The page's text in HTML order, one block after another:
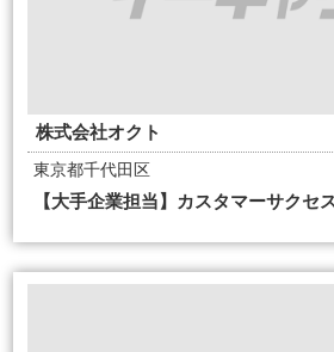
株式会社オクト
東京都千代田区
【大手企業担当】カスタマーサクセ